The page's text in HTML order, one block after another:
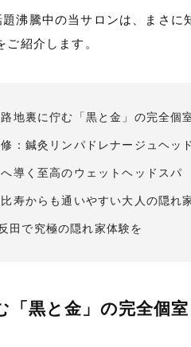
題沸騰中の当サロンは、まさに
ご紹介します。
地裏に佇む「黒と金」の完全個
：鍼灸リンパドレナージュヘッ
導く至高のウェットヘッドスパ
寿からも通いやすい大人の隠れ
田で究極の隠れ家体験を
「黒と金」の完全個室